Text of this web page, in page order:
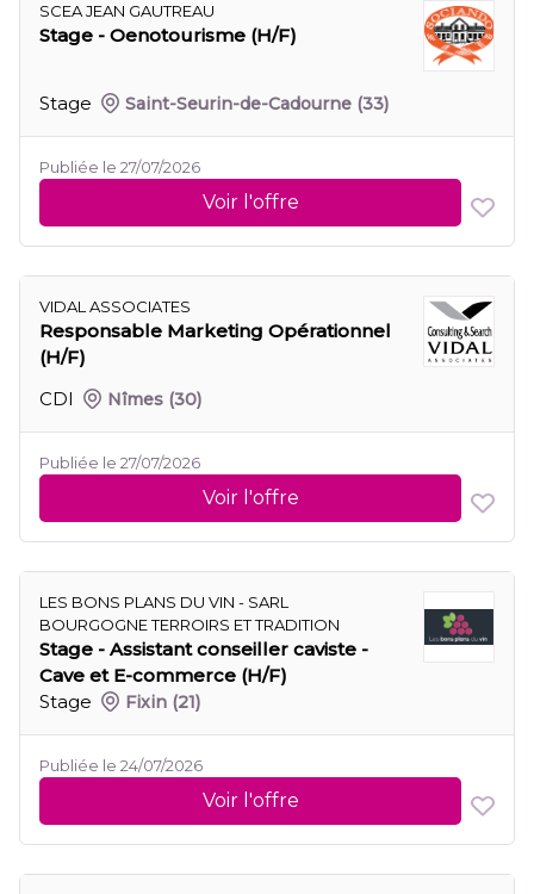
SCEA JEAN GAUTREAU
Stage - Oenotourisme (H/F)
Stage Saint-Seurin-de-Cadourne (33)
Publiée le 27/07/2026
Voir l'offre
VIDAL ASSOCIATES
Responsable Marketing Opérationnel
(H/F)
CDI
Nîmes (30)
Publiée le 27/07/2026
Voir l'offre
LES BONS PLANS DU VIN - SARL
BOURGOGNE TERROIRS ET TRADITION
Stage - Assistant conseiller caviste -
Cave et E-commerce (H/F)
Stage
Fixin (21)
Publiée le 24/07/2026
Voir l'offre